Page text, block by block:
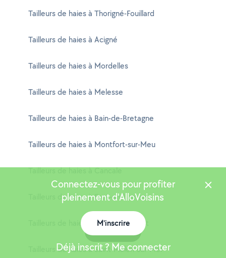
Tailleurs de haies à Thorigné-Fouillard
Tailleurs de haies à Acigné
Tailleurs de haies à Mordelles
Tailleurs de haies à Melesse
Tailleurs de haies à Bain-de-Bretagne
Tailleurs de haies à Montfort-sur-Meu
Tailleurs de haies à Cancale
Tailleurs de haies à Ercé-en-Lamée
Tailleurs de haies à Vezin-le-Coquet
Tailleurs de haies à Saint-Malon-sur-Mel
Connectez-vous pour profiter
pleinement d'AlloVoisins
M'inscrire
Déjà inscrit ? Me connecter